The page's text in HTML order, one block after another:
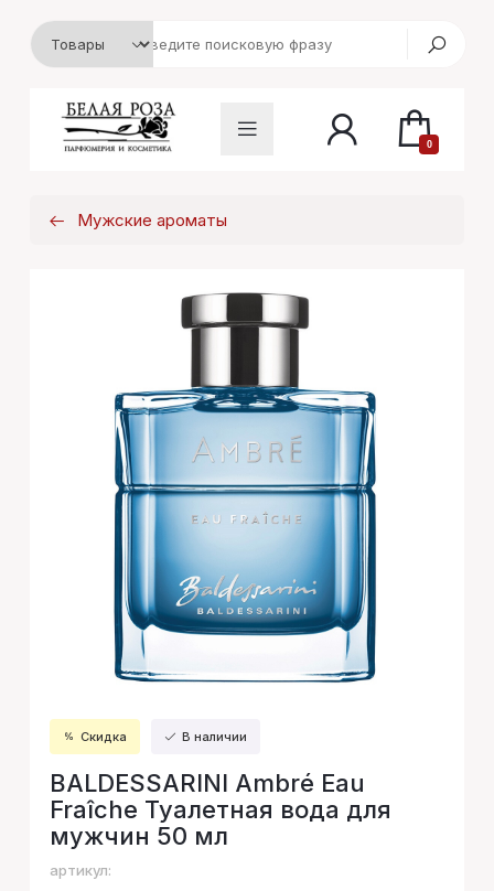
0
Мужские ароматы
Скидка В наличии
BALDESSARINI Ambré Eau
Fraîche Туалетная вода для
мужчин 50 мл
артикул: